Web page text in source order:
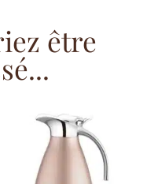
être